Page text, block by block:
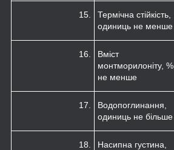
15.
Термічна стійкість,
одиниць не менше
16.
Вміст
монтморилоніту, %
не менше
17.
Водопоглинання,
одиниць не більше
18.
Насипна густина,